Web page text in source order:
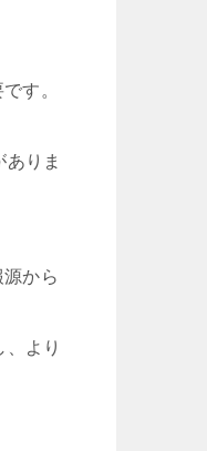
す。
りま
から
より